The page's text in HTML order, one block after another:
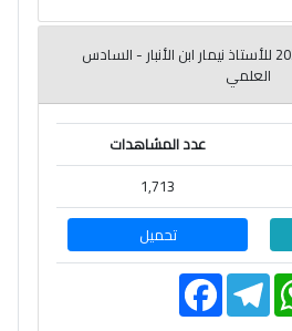
b
o
o
k
g
r
a
m
مراجعة الرياضيات 2025 للأستاذ نيمار ابن الأنبار - السادس
العلمي
عدد المشاهدات
1,713
تحميل
F
a
c
T
e
l